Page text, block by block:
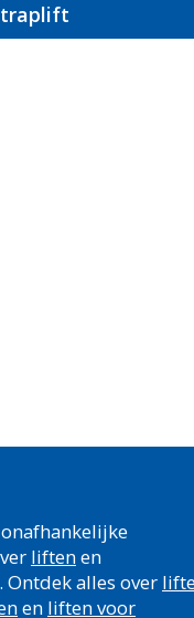
liftenen
Ontdek alles over
en liften voor